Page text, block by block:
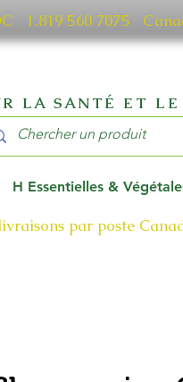
1.819 560 7075
LA SANTÉ ET
H Essentielles &
par poste